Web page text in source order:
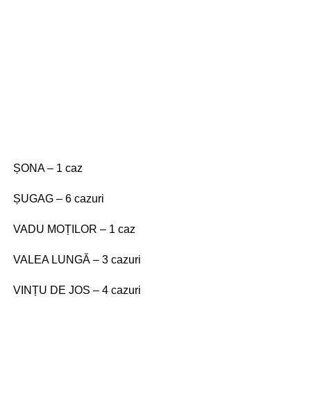
ȘONA – 1 caz
ȘUGAG – 6 cazuri
VADU MOȚILOR – 1 caz
VALEA LUNGĂ – 3 cazuri
VINȚU DE JOS – 4 cazuri